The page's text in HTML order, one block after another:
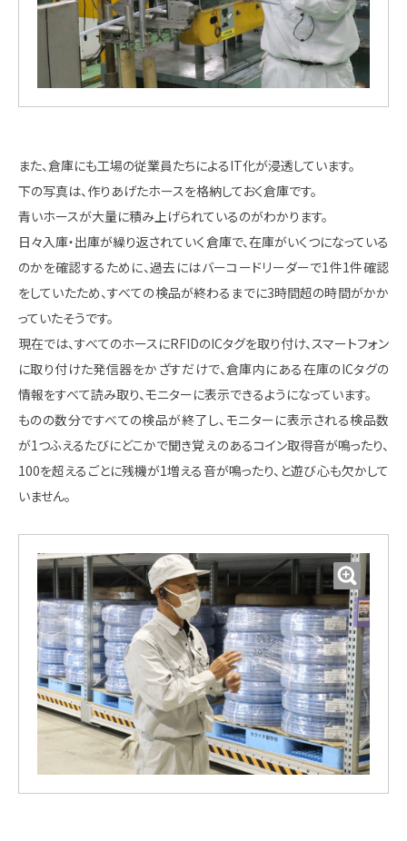
また、倉庫にも工場の従業員たちによるIT化が浸透しています。
下の写真は、作りあげたホースを格納しておく倉庫です。
青いホースが大量に積み上げられているのがわかります。
日々入庫・出庫が繰り返されていく倉庫で、在庫がいくつになっている
のかを確認するために、過去にはバーコードリーダーで1件1件確認
をしていたため、すべての検品が終わるまでに3時間超の時間がかか
っていたそうです。
現在では、すべてのホースにRFIDのICタグを取り付け、スマートフォン
に取り付けた発信器をかざすだけで、倉庫内にある在庫のICタグの
情報をすべて読み取り、モニターに表示できるようになっています。
ものの数分ですべての検品が終了し、モニターに表示される検品数
が1つふえるたびにどこかで聞き覚えのあるコイン取得音が鳴ったり、
100を超えるごとに残機が1増える音が鳴ったり、と遊び心も欠かして
いません。